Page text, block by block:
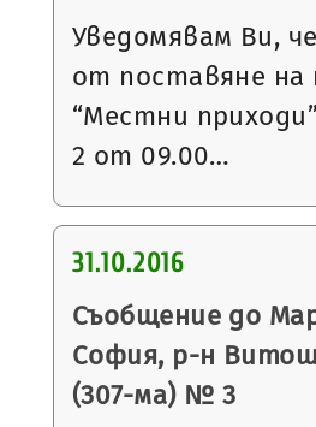
Уведомявам Ви,
от поставяне
“Местни
2 от 09.00…
31.10.2016
Съобщение до
София, р-н
(307-ма) № 3